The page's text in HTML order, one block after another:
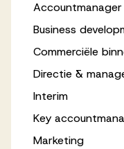
Accountmanager
Business
Commerciële
Directie &
Interim
Key
Marketing